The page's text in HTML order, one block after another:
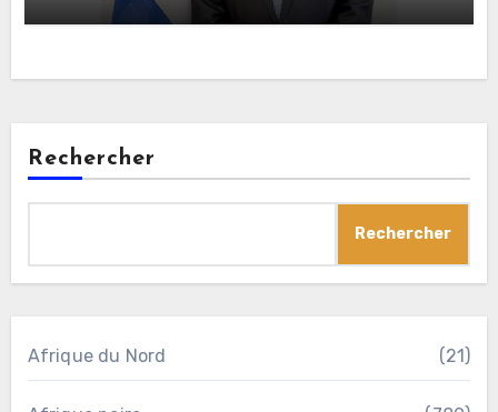
l’indépendance, la dignité et la justice
Rechercher
Rechercher
Afrique du Nord (21)